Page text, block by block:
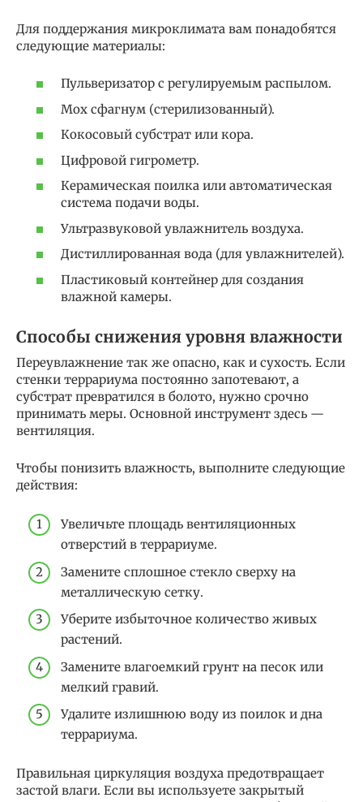
Для поддержания микроклимата вам понадобятся
следующие материалы:
Пульверизатор с регулируемым распылом.
Мох сфагнум (стерилизованный).
Кокосовый субстрат или кора.
Цифровой гигрометр.
Керамическая поилка или автоматическая
система подачи воды.
Ультразвуковой увлажнитель воздуха.
Дистиллированная вода (для увлажнителей).
Пластиковый контейнер для создания
влажной камеры.
Способы снижения уровня влажности
Переувлажнение так же опасно, как и сухость. Если
стенки террариума постоянно запотевают, а
субстрат превратился в болото, нужно срочно
принимать меры. Основной инструмент здесь —
вентиляция.
Чтобы понизить влажность, выполните следующие
действия:
Увеличьте площадь вентиляционных
отверстий в террариуме.
Замените сплошное стекло сверху на
металлическую сетку.
Уберите избыточное количество живых
растений.
Замените влагоемкий грунт на песок или
мелкий гравий.
Удалите излишнюю воду из поилок и дна
террариума.
Правильная циркуляция воздуха предотвращает
застой влаги. Если вы используете закрытый